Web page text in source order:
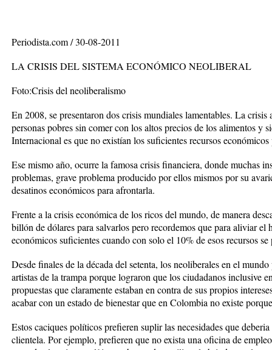
Periodista.com / 30-08-2011
LA CRISIS DEL SISTEMA ECONÓMICO NEOLIBERAL
Foto:Crisis del neoliberalismo
En 2008, se presentaron dos crisis mundiales lamentables. La
personas pobres sin comer con los altos precios de los alimentos y
Internacional es que no existían los suficientes recursos
Ese mismo año, ocurre la famosa crisis financiera, donde muchas
problemas, grave problema producido por ellos mismos por su
desatinos económicos para afrontarla.
Frente a la crisis económica de los ricos del mundo, de manera
billón de dólares para salvarlos pero recordemos que para aliviar el
económicos suficientes cuando con solo el 10% de esos recursos
Desde finales de la década del setenta, los neoliberales en el
artistas de la trampa porque lograron que los ciudadanos inclusive
propuestas que claramente estaban en contra de sus propios
acabar con un estado de bienestar que en Colombia no existe
Estos caciques políticos prefieren suplir las necesidades que
clientela. Por ejemplo, prefieren que no exista una oficina de